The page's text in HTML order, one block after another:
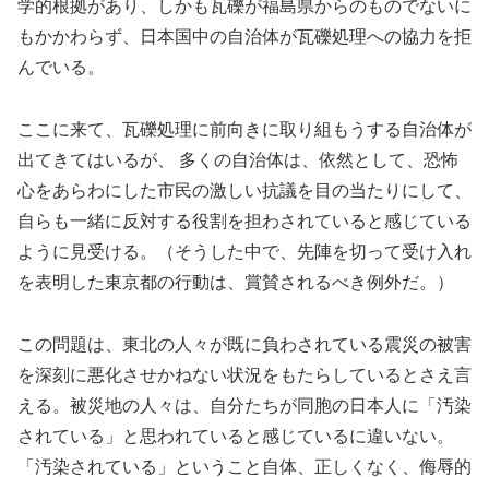
学的根拠があり、しかも瓦礫が福島県からのものでないに
もかかわらず、日本国中の自治体が瓦礫処理への協力を拒
んでいる。
ここに来て、瓦礫処理に前向きに取り組もうする自治体が
出てきてはいるが、 多くの自治体は、依然として、恐怖
心をあらわにした市民の激しい抗議を目の当たりにして、
自らも一緒に反対する役割を担わされていると感じている
ように見受ける。（そうした中で、先陣を切って受け入れ
を表明した東京都の行動は、賞賛されるべき例外だ。）
この問題は、東北の人々が既に負わされている震災の被害
を深刻に悪化させかねない状況をもたらしているとさえ言
える。被災地の人々は、自分たちが同胞の日本人に「汚染
されている」と思われていると感じているに違いない。
「汚染されている」ということ自体、正しくなく、侮辱的